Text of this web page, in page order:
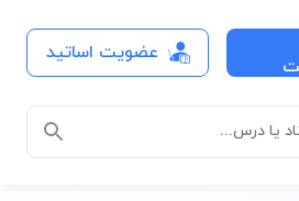
عضویت اساتید
یا درس...